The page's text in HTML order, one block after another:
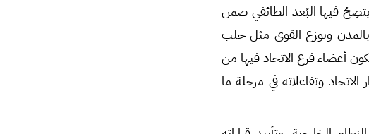
فيها البُعد الطائفي ضمن
بالمدن وتوزع القوى مثل حلب
أعضاء فرع الاتحاد فيها من
وتفاعلاته في مرحلة ما